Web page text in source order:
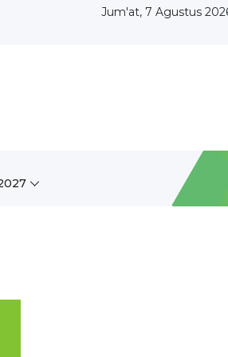
Jum'at, 7 Agustus